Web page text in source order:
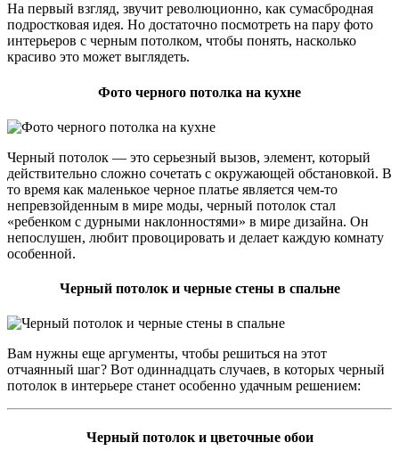
На первый взгляд, звучит революционно, как сумасбродная
подростковая идея. Но достаточно посмотреть на пару фото
интерьеров с черным потолком, чтобы понять, насколько
красиво это может выглядеть.
Фото черного потолка на кухне
Черный потолок — это серьезный вызов, элемент, который
действительно сложно сочетать с окружающей обстановкой. В
то время как маленькое черное платье является чем-то
непревзойденным в мире моды, черный потолок стал
«ребенком с дурными наклонностями» в мире дизайна. Он
непослушен, любит провоцировать и делает каждую комнату
особенной.
Черный потолок и черные стены в спальне
Вам нужны еще аргументы, чтобы решиться на этот
отчаянный шаг? Вот одиннадцать случаев, в которых черный
потолок в интерьере станет особенно удачным решением:
Черный потолок и цветочные обои